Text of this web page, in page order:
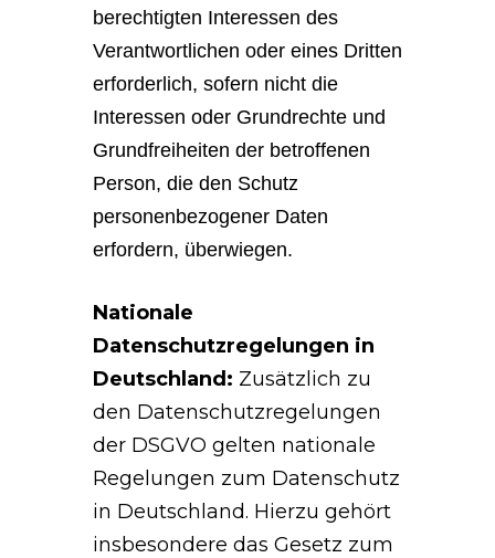
berechtigten Interessen des
Verantwortlichen oder eines Dritten
erforderlich, sofern nicht die
Interessen oder Grundrechte und
Grundfreiheiten der betroffenen
Person, die den Schutz
personenbezogener Daten
erfordern, überwiegen.
Nationale
Datenschutzregelungen in
Deutschland: Zusätzlich zu
den Datenschutzregelungen
der DSGVO gelten nationale
Regelungen zum Datenschutz
in Deutschland. Hierzu gehört
insbesondere das Gesetz zum